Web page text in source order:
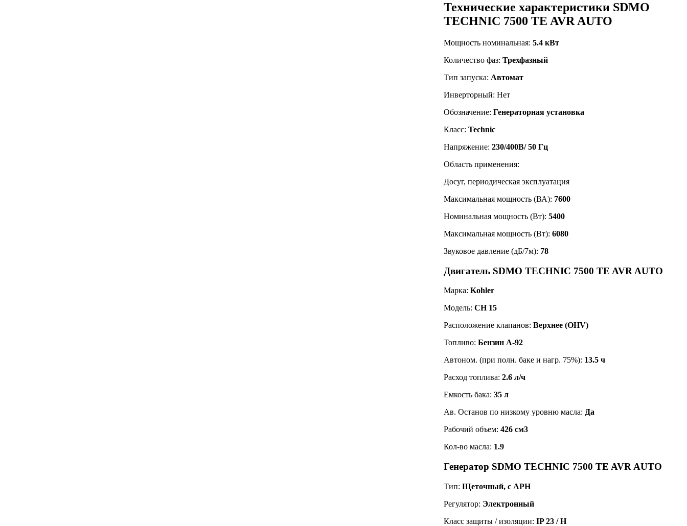
Технические характеристики SDMO
TECHNIC 7500 TE AVR AUTO
Мощность номинальная: 5.4 кВт
Количество фаз: Трехфазный
Тип запуска: Автомат
Инверторный: Нет
Обозначение: Генераторная установка
Класс: Technic
Напряжение: 230/400В/ 50 Гц
Область применения:
Досуг, периодическая эксплуатация
Максимальная мощность (ВА): 7600
Номинальная мощность (Вт): 5400
Максимальная мощность (Вт): 6080
Звуковое давление (дБ/7м): 78
Двигатель SDMO TECHNIC 7500 TE AVR AUTO
Марка: Kohler
Модель: CH 15
Расположение клапанов: Верхнее (OHV)
Топливо: Бензин А-92
Автоном. (при полн. баке и нагр. 75%): 13.5 ч
Расход топлива: 2.6 л/ч
Емкость бака: 35 л
Ав. Останов по низкому уровню масла: Да
Рабочий объем: 426 см3
Кол-во масла: 1.9
Генератор SDMO TECHNIC 7500 TE AVR AUTO
Тип: Щеточный, с АРН
Регулятор: Электронный
Класс защиты / изоляции: IP 23 / H